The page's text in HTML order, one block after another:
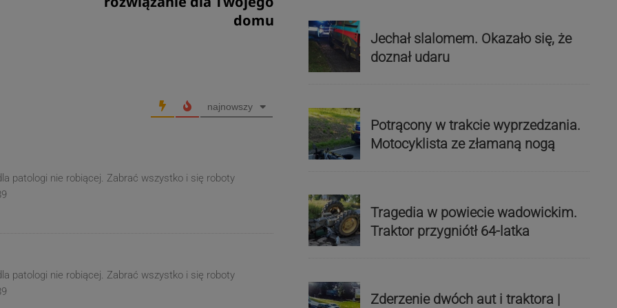
domu
najnowszy
patologi nie robiącej. Zabrać wszystko i się roboty
patologi nie robiącej. Zabrać wszystko i się roboty
Jechał slalomem. Okazało się, że
doznał udaru
Potrącony w trakcie wyprzedzania.
Motocyklista ze złamaną nogą
Tragedia w powiecie wadowickim.
Traktor przygniótł 64-latka
Zderzenie dwóch aut i traktora |